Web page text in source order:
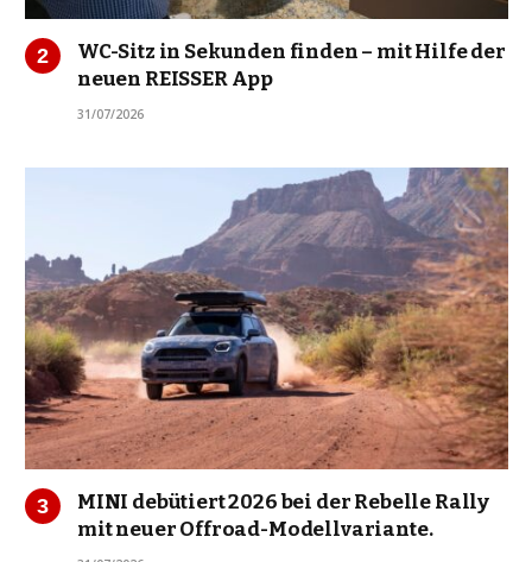
WC-Sitz in Sekunden finden – mit Hilfe der
neuen REISSER App
31/07/2026
MINI debütiert 2026 bei der Rebelle Rally
mit neuer Offroad-Modellvariante.